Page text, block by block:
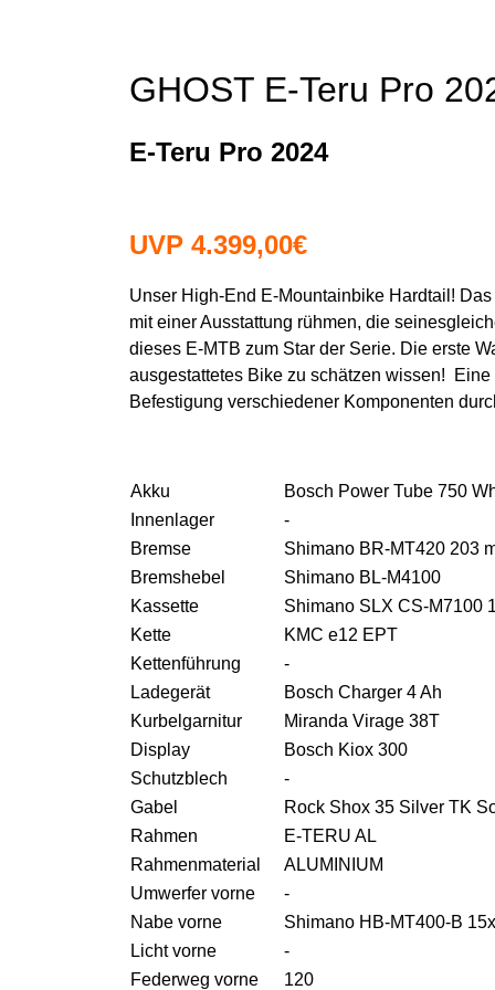
GHOST E-Teru Pro
E-Teru Pro 2024
UVP 4.399,00€
Unser High-End E-Mountainbike Hardtail!
mit einer Ausstattung rühmen, die
dieses E-MTB zum Star der Serie. Die erste
ausgestattetes Bike zu schätzen wissen!
Befestigung verschiedener Komponenten
Akku
Bosch Power Tube 750
Innenlager
-
Bremse
Shimano BR-MT420 203
Bremshebel
Shimano BL-M4100
Kassette
Shimano SLX CS-M7100
Kette
KMC e12 EPT
Kettenführung
-
Ladegerät
Bosch Charger 4 Ah
Kurbelgarnitur
Miranda Virage 38T
Display
Bosch Kiox 300
Schutzblech
-
Gabel
Rock Shox 35 Silver TK
Rahmen
E-TERU AL
Rahmenmaterial
ALUMINIUM
Umwerfer vorne
-
Nabe vorne
Shimano HB-MT400-B
Licht vorne
-
Federweg vorne
120